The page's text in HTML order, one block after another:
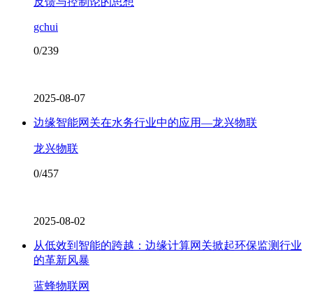
gchui
0/239
2025-08-07
边缘智能网关在水务行业中的应用—龙兴物联
龙兴物联
0/457
2025-08-02
从低效到智能的跨越：边缘计算网关掀起环保监测行业
的革新风暴​
蓝蜂物联网